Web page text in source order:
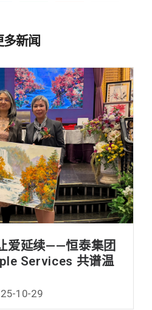
多新闻
爱延续——恒泰集团
Services 共谱温
10-29